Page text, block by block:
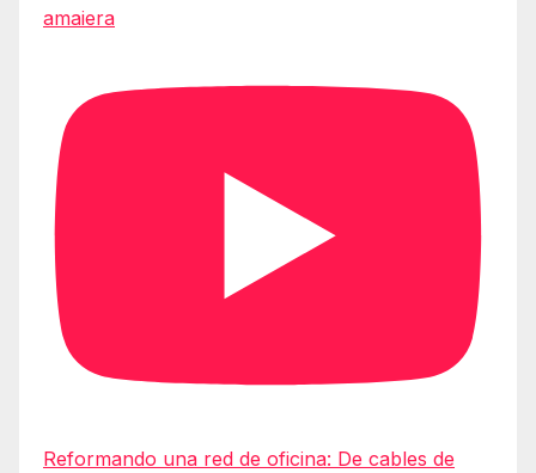
amaiera
Reformando una red de oficina: De cables de